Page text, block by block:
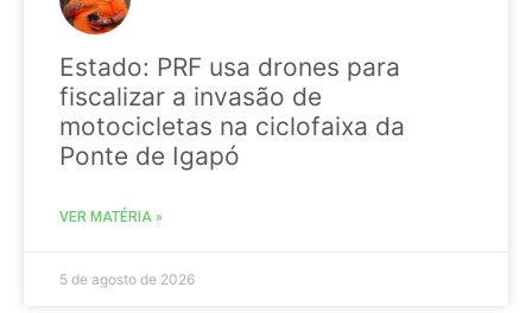
Estado: PRF usa drones para
fiscalizar a invasão de
motocicletas na ciclofaixa da
Ponte de Igapó
VER MATÉRIA »
5 de agosto de 2026